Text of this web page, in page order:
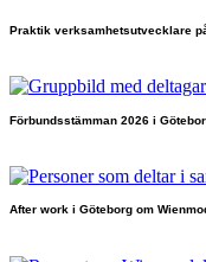
Praktik verksamhetsutvecklare
Förbundsstämman 2026 i
After work i Göteborg om